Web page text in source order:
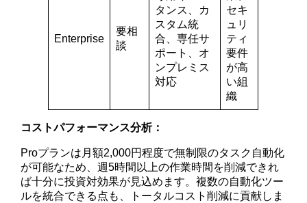
Enterprise
要相
談
タンス、カ
スタム統
合、専任サ
ポート、オ
ンプレミス
対応
セキ
ュリ
ティ
要件
が高
い組
織
コストパフォーマンス分析：
Proプランは月額2,000円程度で無制限のタスク自動化
が可能なため、週5時間以上の作業時間を削減できれ
ば十分に投資対効果が見込めます。複数の自動化ツー
ルを統合できる点も、トータルコスト削減に貢献しま